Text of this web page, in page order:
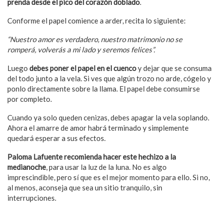
prenda desde el pico del corazón doblado.
Conforme el papel comience a arder, recita lo siguiente:
“Nuestro amor es verdadero, nuestro matrimonio no se
romperá, volverás a mi lado y seremos felices”.
Luego debes poner el papel en el cuencoy dejar que se consuma
del todo junto a la vela. Si ves que algún trozo no arde, cógelo y
ponlo directamente sobre la llama. El papel debe consumirse
por completo.
Cuando ya solo queden cenizas, debes apagar la vela soplando.
Ahora el amarre de amor habrá terminado y simplemente
quedará esperar a sus efectos.
Paloma Lafuente recomienda hacer este hechizo a la
medianoche, para usar la luz de la luna. No es algo
imprescindible, pero sí que es el mejor momento para ello. Si no,
al menos, aconseja que sea un sitio tranquilo, sin
interrupciones.